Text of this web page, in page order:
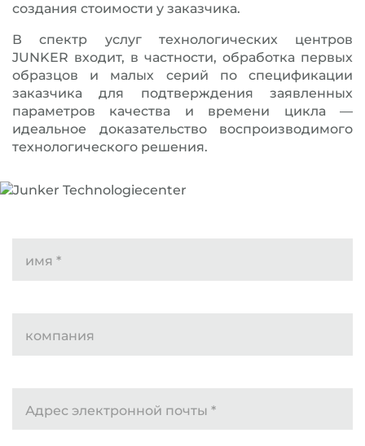
создания стоимости у заказчика.
В спектр услуг технологических центров
JUNKER входит, в частности, обработка первых
образцов и малых серий по спецификации
заказчика для подтверждения заявленных
параметров качества и времени цикла —
идеальное доказательство воспроизводимого
технологического решения.
имя *
компания
Адрес электронной почты *